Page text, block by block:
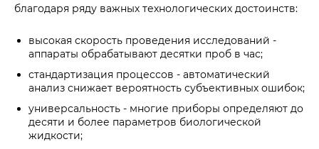
благодаря ряду важных технологических достоинств:
высокая скорость проведения исследований -
аппараты обрабатывают десятки проб в час;
стандартизация процессов - автоматический
анализ снижает вероятность субъективных ошибок;
универсальность - многие приборы определяют до
десяти и более параметров биологической
жидкости;